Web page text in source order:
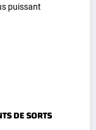
puissant
DE SORTS